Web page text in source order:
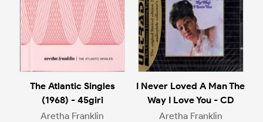
The Atlantic Singles
(1968) - 45giri
Aretha Franklin
I Never Loved A Man The
Way I Love You - CD
Aretha Franklin